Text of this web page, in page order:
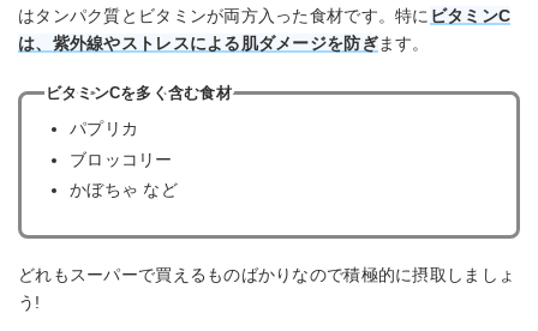
はタンパク質とビタミンが両方入った食材です。特に ビタミンC
は、紫外線やストレスによる肌ダメージを防ぎます。
ビタミンCを多く含む食材
パプリカ
ブロッコリー
かぼちゃ など
どれもスーパーで買えるものばかりなので積極的に摂取しましょ
う!